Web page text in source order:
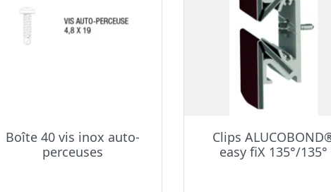
Boîte 40 vis inox auto-
perceuses
Clips
easy fiX 135°/135°